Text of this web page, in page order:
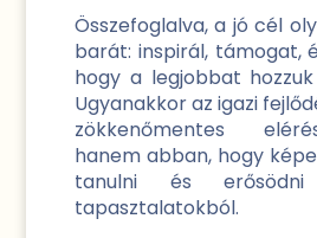
Összefoglalva, a jó cél
barát: inspirál, támogat,
hogy a legjobbat
Ugyanakkor az igazi
zökkenőmentes
hanem abban, hogy
tanulni és
tapasztalatokból.